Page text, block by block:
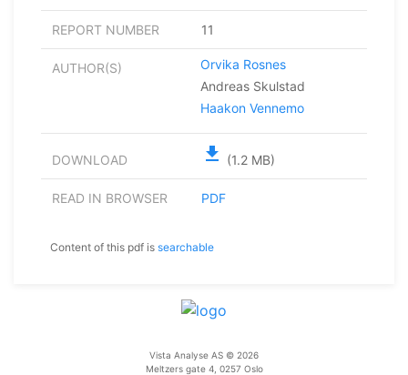
REPORT NUMBER 11
AUTHOR(S)
Orvika Rosnes
Andreas Skulstad
Haakon Vennemo
DOWNLOAD file_download (1.2 MB)
READ IN BROWSER PDF
Content of this pdf is searchable
Vista Analyse AS © 2026
Meltzers gate 4, 0257 Oslo